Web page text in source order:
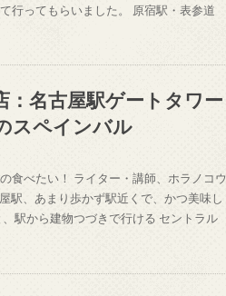
行ってもらいました。 原宿駅・表参道
：名古屋駅ゲートタワー
スペインバル
食べたい！ ライター・講師、ホラノコウ
駅、あまり歩かず駅近くで、かつ美味し
駅から建物つづきで行ける セントラル